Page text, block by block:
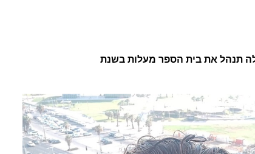
תנהל את בית הספר מעלות בשנת